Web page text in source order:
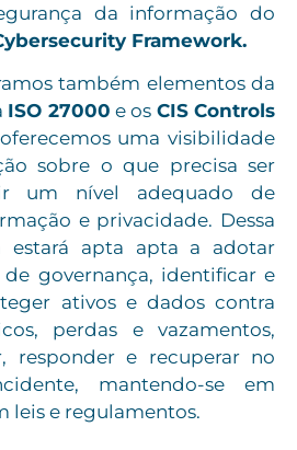
da informação do
Framework.
também elementos da
ISO 27000 e os CIS Controls
uma visibilidade
sobre o que precisa ser
um nível adequado de
e privacidade. Dessa
estará apta apta a adotar
governança, identificar e
ativos e dados contra
perdas e vazamentos,
responder e recuperar no
mantendo-se em
leis e regulamentos.